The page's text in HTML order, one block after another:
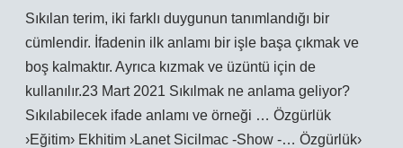
Sıkılan terim, iki farklı duygunun tanımlandığı bir
cümlendir. İfadenin ilk anlamı bir işle başa çıkmak ve
boş kalmaktır. Ayrıca kızmak ve üzüntü için de
kullanılır.23 Mart 2021 Sıkılmak ne anlama geliyor?
Sıkılabilecek ifade anlamı ve örneği … Özgürlük
›Eğitim› Ekhitim ›Lanet Sicilmac -Show -… Özgürlük›